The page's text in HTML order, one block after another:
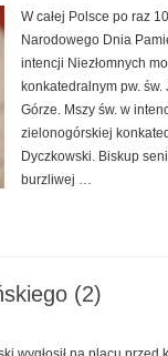
W całej Polsce po raz
Narodowego Dnia
intencji Niezłomnych
konkatedralnym pw.
Górze. Mszy św. w
zielonogórskiej
Dyczkowski. Biskup
burzliwej …
(2)